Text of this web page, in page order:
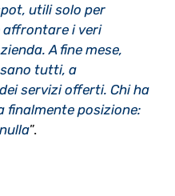
utili solo per
affrontare i veri
A fine mese,
tutti, a
servizi offerti. Chi ha
finalmente posizione:
”.